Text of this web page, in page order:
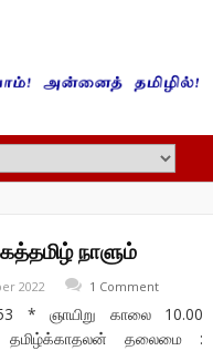
நாளும்
2022 1 Comment
* ஞாயிறு காலை 10.00
தமிழ்க்காதலன் தலைமை :